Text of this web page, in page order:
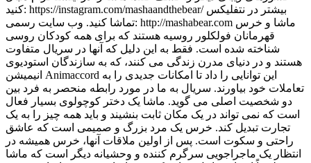
کنید: https://instagram.com/mashaandthebear/ بیشتر در نتفلیکس
تماشا کنید. وب سایت رسمی: http://mashabear.com ماشا و خرس
قهرمانان فولکلور روسیه هستند که برای همه کودکان روسی
شناخته شده است. فقط به این دلیل که آنها در سریال متفاوت
هستند و در دنیای مدرن زندگی می کنند، که به سازندگان استودیوی
انیمیشن Animaccord این توانایی را داد تا امکانات جدیدی را به
تعاملات خود بیاورند. سریال به ما در مورد رابطه منحصر به فرد بین
دو شخصیت اصلی می گوید. ماشا یک دختر کوچولوی بسیار فعال
است که نمی تواند در یک مکان ثابت بنشیند و باید همه چیز را به یک
تجارت تبدیل کند. خرس یک مرد بزرگ و صمیمی است که عاشق
راحتی و سکوت است. پس از اولین ملاقات آنها، خرس همیشه در
انتظار یک ماجراجویی سرگرم کننده و وحشیانه دیگر است که ماشا